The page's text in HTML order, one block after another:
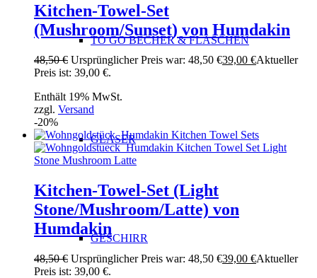
TO GO BECHER & FLASCHEN
GLÄSER
GESCHIRR
Kitchen-Towel-Set
(Mushroom/Sunset) von Humdakin
48,50€ Ursprünglicher Preis war: 48,50 €39,00 €Aktueller
Preis ist: 39,00 €.
Enthält 19% MwSt.
zzgl. Versand
-20%
Kitchen-Towel-Set (Light
Stone/Mushroom/Latte) von
Humdakin
48,50€ Ursprünglicher Preis war: 48,50 €39,00 €Aktueller
Preis ist: 39,00 €.